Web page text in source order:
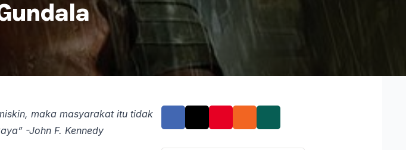
maka masyarakat itu tidak
-John F. Kennedy